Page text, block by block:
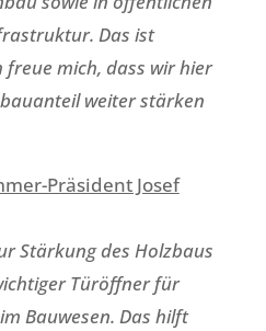
Das ist
mich, dass wir hier
weiter stärken
Präsident Josef
Stärkung des Holzbaus
Türöffner für
Bauwesen. Das hilft